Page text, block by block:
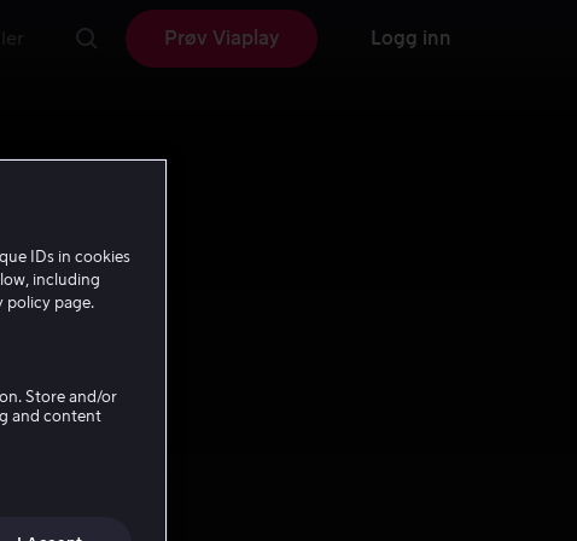
Prøv Viaplay Logg inn
IDs in cookies
including
policy page.
Store and/or
and content